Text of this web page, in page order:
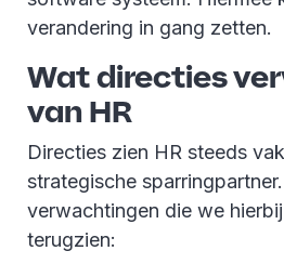
verandering in gang zetten.
Wat directies
van HR
Directies zien HR steeds
strategische
verwachtingen die we
terugzien: